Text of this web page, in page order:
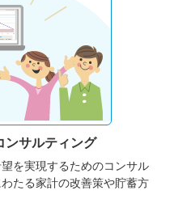
ンサルティング
を実現するためのコンサル
たる家計の改善策や貯蓄方